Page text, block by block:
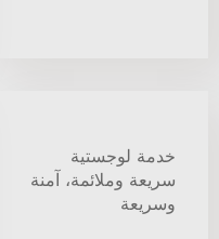
خدمة لوجستية
سريعة وملائمة، آمنة
وسريعة